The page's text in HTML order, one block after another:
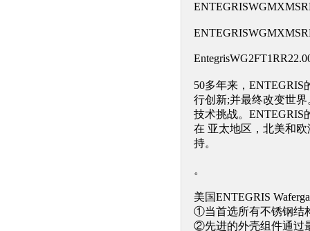
50多年来，
行创新;并最终改变世
技术挑战。ENTEGRIS
在 亚太地区，北美和
持。
。
美国ENTEGRIS
①当首选所有不锈钢结
②先进的外壳组件通过